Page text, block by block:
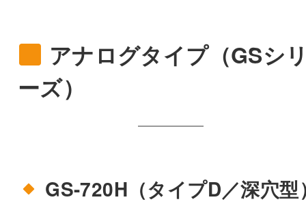
アナログタイプ（GSシ
ーズ）
GS-720H（タイプD／深穴型